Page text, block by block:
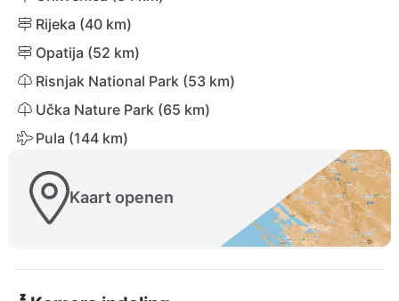
Rijeka (40 km)
Opatija (52 km)
Risnjak National Park (53 km)
Učka Nature Park (65 km)
Pula (144 km)
Kaart openen